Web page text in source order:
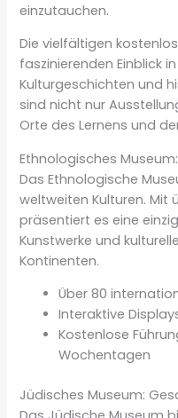
einzutauchen.
Die vielfältigen
faszinierenden Einblick
Kulturgeschichten und
sind nicht nur
Orte des Lernens und
Ethnologisches
Das Ethnologische
weltweiten Kulturen. Mit
präsentiert es eine
Kunstwerke und
Kontinenten.
Über 80
Interaktive
Kostenlose
Wochentagen
Jüdisches Museum: